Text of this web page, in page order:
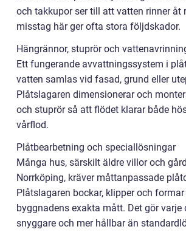
och takkupor ser till att vatten rinner åt
misstag här ger ofta stora följdskador.
Hängrännor, stuprör och
Ett fungerande avvattningssystem i
vatten samlas vid fasad, grund eller
Plåtslagaren dimensionerar och
och stuprör så att flödet klarar både
vårflod.
Plåtbearbetning och speciallösningar
Många hus, särskilt äldre villor och
Norrköping, kräver måttanpassade
Plåtslagaren bockar, klipper och
byggnadens exakta mått. Det gör varje
snyggare och mer hållbar än